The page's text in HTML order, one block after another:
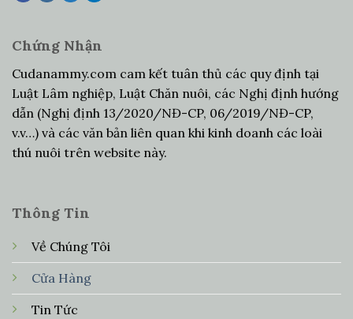
Thông Tin
Về Chúng Tôi
Cửa Hàng
Tin Tức
Chứng Nhận
Cudanammy.com cam kết tuân thủ các quy định tại
Luật Lâm nghiệp, Luật Chăn nuôi, các Nghị định hướng
dẫn (Nghị định 13/2020/NĐ-CP, 06/2019/NĐ-CP,
v.v…) và các văn bản liên quan khi kinh doanh các loài
thú nuôi trên website này.